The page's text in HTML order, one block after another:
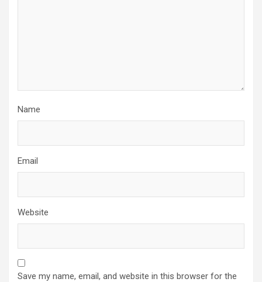
Name
Email
Website
Save my name, email, and website in this browser for the